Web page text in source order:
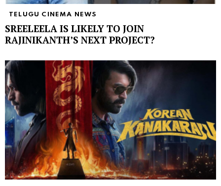
TELUGU CINEMA NEWS
SREELEELA IS LIKELY TO JOIN
RAJINIKANTH’S NEXT PROJECT?